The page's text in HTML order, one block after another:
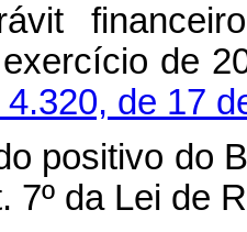
de
4.320, de 17
positivo do
7º da Lei de